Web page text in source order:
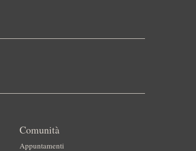
Comunità
Appuntamenti